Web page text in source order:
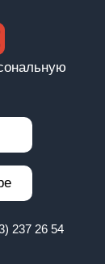
237 26 54